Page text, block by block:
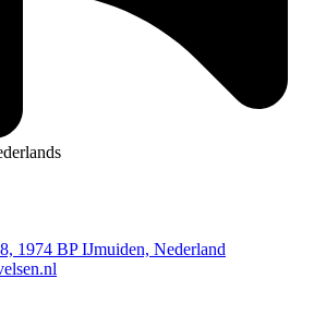
1974 BP IJmuiden, Nederland